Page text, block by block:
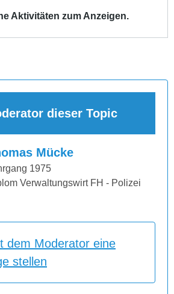
Aktivitäten zum Anzeigen.
dieser Topic
Mücke
1975
Verwaltungswirt FH - Polizei
dem Moderator eine
stellen